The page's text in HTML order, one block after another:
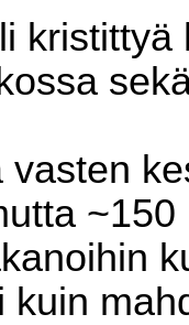
vasten
kuin